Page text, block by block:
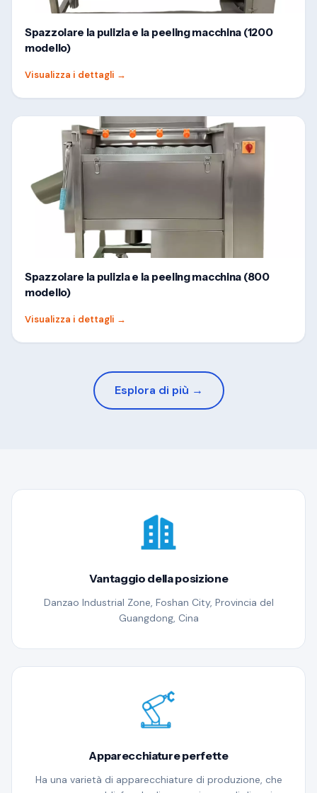
Spazzolare la pulizia e la peeling macchina (1200
modello)
Visualizza i dettagli →
Spazzolare la pulizia e la peeling macchina (800
modello)
Visualizza i dettagli →
Esplora di più →
Vantaggio della posizione
Danzao Industrial Zone, Foshan City, Provincia del
Guangdong, Cina
Apparecchiature perfette
Ha una varietà di apparecchiature di produzione, che